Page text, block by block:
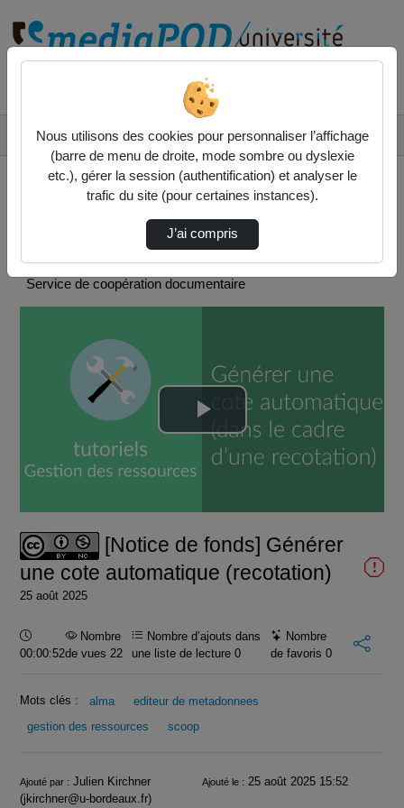
[Notice De Fonds] Générer Une Cote Automatiq…
SCOOP
Service de coopération documentaire
Lire
la
vidéo
[Notice de fonds] Générer
une cote automatique (recotation)
25 août 2025
Durée :
00:00:52
Nombre
de vues 22
Nombre d’ajouts dans
une liste de lecture0
Nombre
de favoris 0
Mots clés : alma
editeur de metadonnees
gestion des ressources
scoop
Infos
Ajouté par : Julien Kirchner
(jkirchner@u-bordeaux.fr)
Ajouté le : 25 août 2025 15:52
Nous utilisons des cookies pour personnaliser l’affichage
(barre de menu de droite, mode sombre ou dyslexie
etc.), gérer la session (authentification) et analyser le
trafic du site (pour certaines instances).
J’ai compris